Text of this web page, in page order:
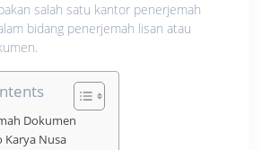
salah satu kantor penerjemah
bidang penerjemah lisan atau
Dokumen
Karya Nusa